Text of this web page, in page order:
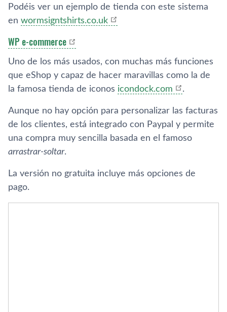
Podéis ver un ejemplo de tienda con este sistema
en wormsigntshirts.co.uk
WP e-commerce
Uno de los más usados, con muchas más funciones
que eShop y capaz de hacer maravillas como la de
la famosa tienda de iconos icondock.com .
Aunque no hay opción para personalizar las facturas
de los clientes, está integrado con Paypal y permite
una compra muy sencilla basada en el famoso
arrastrar-soltar.
La versión no gratuita incluye más opciones de
pago.